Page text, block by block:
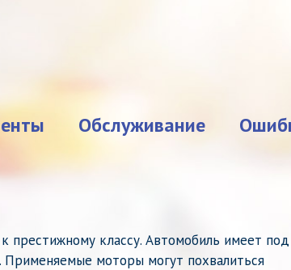
Обслуживание
престижному классу. Автомобиль имеет под
Применяемые моторы могут похвалиться